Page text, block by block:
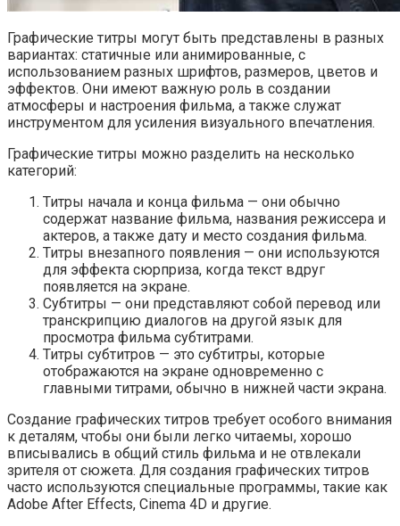
Графические титры могут быть представлены в разных
вариантах: статичные или анимированные, с
использованием разных шрифтов, размеров, цветов и
эффектов. Они имеют важную роль в создании
атмосферы и настроения фильма, а также служат
инструментом для усиления визуального впечатления.
Графические титры можно разделить на несколько
категорий:
Титры начала и конца фильма — они обычно
содержат название фильма, названия режиссера и
актеров, а также дату и место создания фильма.
Титры внезапного появления — они используются
для эффекта сюрприза, когда текст вдруг
появляется на экране.
Субтитры — они представляют собой перевод или
транскрипцию диалогов на другой язык для
просмотра фильма субтитрами.
Титры субтитров — это субтитры, которые
отображаются на экране одновременно с
главными титрами, обычно в нижней части экрана.
Создание графических титров требует особого внимания
к деталям, чтобы они были легко читаемы, хорошо
вписывались в общий стиль фильма и не отвлекали
зрителя от сюжета. Для создания графических титров
часто используются специальные программы, такие как
Adobe After Effects, Cinema 4D и другие.